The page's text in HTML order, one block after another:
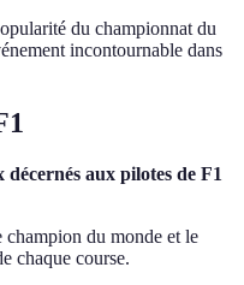
du championnat du
incontournable dans
aux pilotes de F1
du monde et le
chaque course.